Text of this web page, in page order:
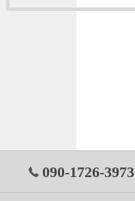
090-1726-3973